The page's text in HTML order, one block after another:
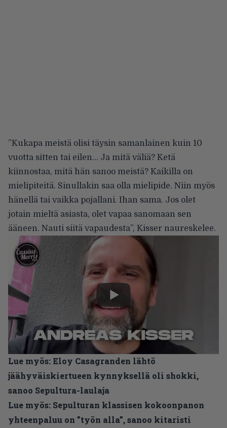
”Kukapa meistä olisi täysin samanlainen kuin 10
vuotta sitten tai eilen… Ja mitä väliä? Ketä
kiinnostaa, mitä hän sanoo meistä? Kaikilla on
mielipiteitä. Sinullakin saa olla mielipide. Niin myös
hänellä tai vaikka pojallani. Ihan sama. Jos olet
jotain mieltä asiasta, olet vapaa sanomaan sen
ääneen. Nauti siitä vapaudesta”, Kisser naureskelee.
Lue myös: Eloy Casagranden lähtö
jäähyväiskiertueen kynnyksellä oli shokki,
sanoo Sepultura-laulaja
Lue myös: Sepulturan klassisen kokoonpanon
yhteenpaluu on ”työn alla”, sanoo kitaristi